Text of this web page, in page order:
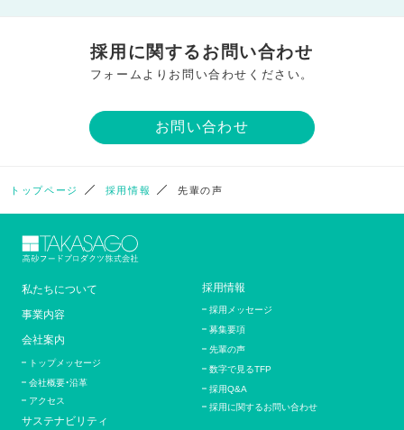
採用に関するお問い合わせ
フォームよりお問い合わせください。
お問い合わせ
トップページ 採用情報 先輩の声
私たちについて
事業内容
会社案内
トップメッセージ
会社概要・沿革
アクセス
サステナビリティ
採用情報
採用メッセージ
募集要項
先輩の声
数字で見るTFP
採用Q&A
採用に関するお問い合わせ